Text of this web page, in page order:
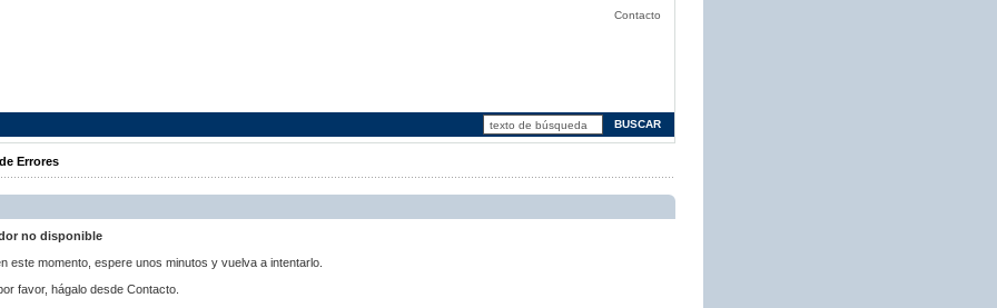
Contacto
Errores
no disponible
este momento, espere unos minutos y vuelva a intentarlo.
favor, hágalo desde Contacto.